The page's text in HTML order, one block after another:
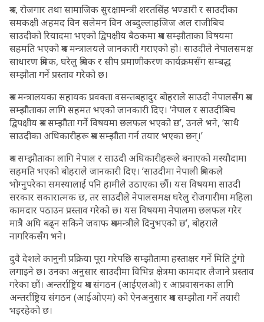
श्रम, रोजगार तथा सामाजिक सुरक्षामन्त्री शरतसिंह भण्डारी र साउदीका
समकक्षी अहमद विन सलेमन विन अब्दुल्लाहजिज अल राजीबिच
साउदीको रियादमा भएको द्विपक्षीय बैठकमा श्रम सम्झौताका विषयमा
सहमति भएको श्रम मन्त्रालयले जानकारी गराएको हो। साउदीले नेपालसमक्ष
साधारण श्रमिक, घरेलु श्रमिक र सीप प्रमाणीकरण कार्यक्रमसँग सम्बद्ध
सम्झौता गर्ने प्रस्ताव गरेको छ।
श्रम मन्त्रालयका सहायक प्रवक्ता वसन्तबहादुर बोहराले साउदी नेपालसँग श्रम
सम्झौताका लागि सहमत भएको जानकारी दिए। ‘नेपाल र साउदीबिच
द्विपक्षीय श्रम सम्झौता गर्ने विषयमा छलफल भएको छ’, उनले भने, ‘साथै
साउदीका अधिकारीहरू श्रम सम्झौता गर्न तयार भएका छन्।’
श्रम सम्झौताका लागि नेपाल र साउदी अधिकारीहरूले बनाएको मस्यौदामा
सहमति भएको बोहराले जानकारी दिए। ‘साउदीमा नेपाली श्रमिकले
भोग्नुपरेका समस्यालाई पनि हामीले उठाएका छौं। यस विषयमा साउदी
सरकार सकारात्मक छ, तर साउदीले नेपालसमक्ष घरेलु रोजगारीमा महिला
कामदार पठाउन प्रस्ताव गरेको छ। यस विषयमा नेपालमा छलफल गरेर
मात्रै अघि बढ्न सकिने जवाफ श्रममन्त्रीले दिनुभएको छ’, बोहराले
नागरिकसँग भने।
दुवै देशले कानुनी प्रक्रिया पूरा गरेपछि सम्झौतामा हस्ताक्षर गर्ने मिति टुंगो
लगाइने छ। उनका अनुसार साउदीमा विभिन्न क्षेत्रमा कामदार लैजाने प्रस्ताव
गरेका छौं। अन्तर्राष्ट्रिय श्रम संगठन (आईएलओ) र आप्रवासनका लागि
अन्तर्राष्ट्रिय संगठन (आईओएम) को ऐनअनुसार श्रम सम्झौता गर्ने तयारी
भइरहेको छ।